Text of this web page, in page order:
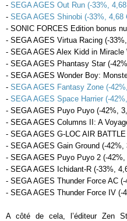
- SEGA AGES Out Run (-33%,
- SEGA AGES Shinobi (-33%, 4,68
- SONIC FORCES Edition bonus
- SEGA AGES Virtua Racing (-
- SEGA AGES Alex Kidd in Miracle
- SEGA AGES Phantasy Star (-
- SEGA AGES Wonder Boy:
- SEGA AGES Fantasy Zone (-
- SEGA AGES Space Harrier (-
- SEGA AGES Puyo Puyo (-42%,
- SEGA AGES Columns II: A
- SEGA AGES G-LOC AIR
- SEGA AGES Gain Ground (-42%,
- SEGA AGES Puyo Puyo 2 (-42%,
- SEGA AGES Ichidant-R (-33%,
- SEGA AGES Thunder Force AC
- SEGA AGES Thunder Force IV (-
A côté de cela, l’éditeur Zen